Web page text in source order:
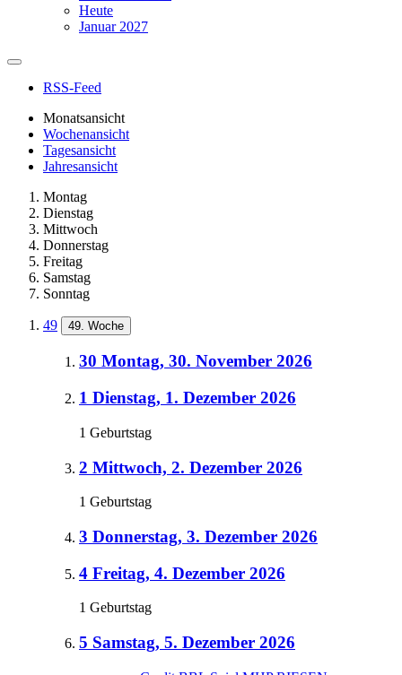
Heute
Januar 2027
RSS-Feed
Monatsansicht
Wochenansicht
Tagesansicht
Jahresansicht
Montag
Dienstag
Mittwoch
Donnerstag
Freitag
Samstag
Sonntag
49 49. Woche
30 Montag, 30. November 2026
1 Dienstag, 1. Dezember 2026
1 Geburtstag
2 Mittwoch, 2. Dezember 2026
1 Geburtstag
3 Donnerstag, 3. Dezember 2026
4 Freitag, 4. Dezember 2026
1 Geburtstag
5 Samstag, 5. Dezember 2026